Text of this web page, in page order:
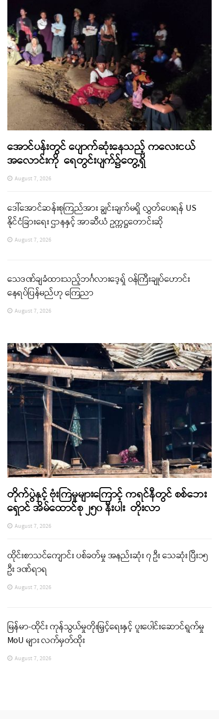
အောင်ပန်းတွင် ပျောက်ဆုံးနေသည့် ကလေးငယ်
အလောင်းကို ရေတွင်းပျက်၌တွေ့ရှိ
August 7, 2026
ဒေါ်အောင်ဆန်းစုကြည်အား ချွင်းချက်မရှိ လွှတ်ပေးရန် US
နိုင်ငံခြားရေး ဌာနနှင့် အာဆီယံ ဥက္ကဋ္ဌတောင်းဆို
August 7, 2026
သေဒဏ်ချခံထားသည့်ဘင်္ဂလားဒေ့ရှ် ဝန်ကြီးချုပ်ဟောင်း
နေရပ်ပြန်မည်ဟု ကြေညာ
August 7, 2026
တိုက်ပွဲနှင့် ဗုံးကြဲမှုများကြောင့် ကရင်နီတွင် စစ်ဘေး
ရှောင် အိမ်ထောင်စု ၂၅၀ နီးပါး တိုးလာ
August 7, 2026
ထိုင်းစာသင်ကျောင်း ပစ်ခတ်မှု အနည်းဆုံး ၇ ဦး သေဆုံး ပြီး၁၅
ဦး ဒဏ်ရာရ
August 7, 2026
မြန်မာ-ထိုင်း ကုန်သွယ်မှုတိုးမြှင့်ရေးနှင့် ပူးပေါင်းဆောင်ရွက်မှု
MoU များ လက်မှတ်ထိုး
August 7, 2026